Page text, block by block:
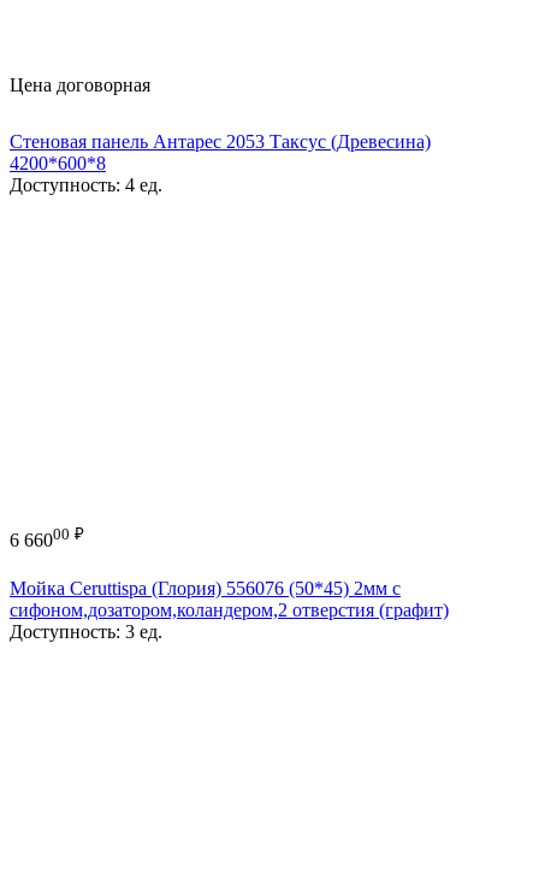
Цена договорная
Стеновая панель Антарес 2053 Таксус (Древесина)
4200*600*8
Доступность: 4 ед.
6 66000 ₽
Мойка Ceruttispa (Глория) 556076 (50*45) 2мм с
сифоном,дозатором,коландером,2 отверстия (графит)
Доступность: 3 ед.